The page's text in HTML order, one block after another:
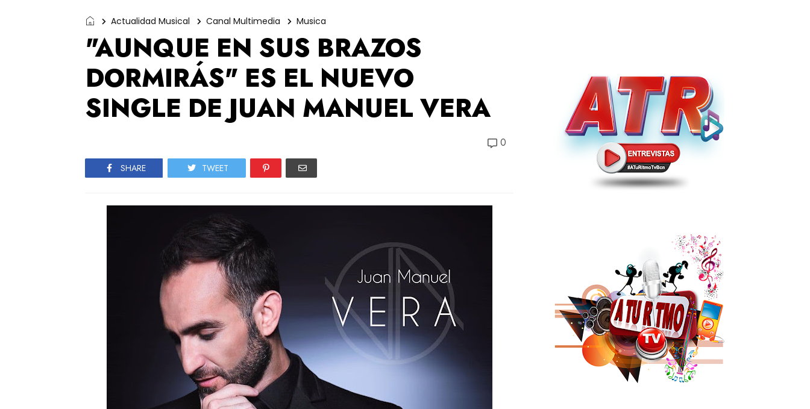
Actualidad Musical Canal Multimedia Musica
"AUNQUE EN SUS BRAZOS
DORMIRÁS" ES EL NUEVO
SINGLE DE JUAN MANUEL VERA
0
SHARE TWEET